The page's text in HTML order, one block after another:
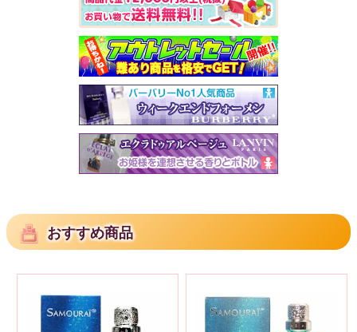
おすすめ商品